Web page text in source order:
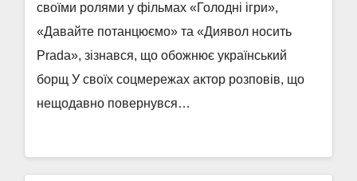
своїми ролями у фільмах «Голодні ігри»,
«Давайте потанцюємо» та «Диявол носить
Prada», зізнався, що обожнює український
борщ У своїх соцмережах актор розповів, що
нещодавно повернувся…